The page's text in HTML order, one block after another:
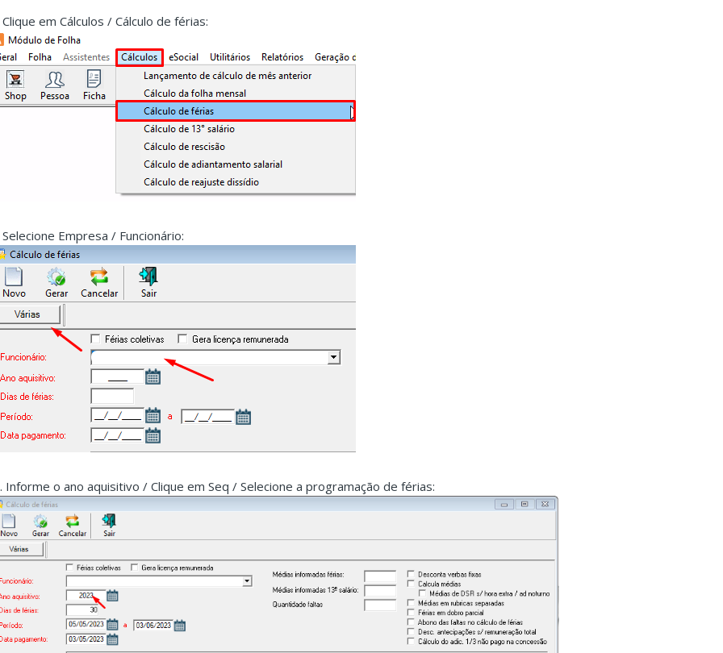
Clique em Cálculos / Cálculo de férias:
Selecione Empresa / Funcionário:
Informe o ano aquisitivo / Clique em Seq / Selecione a programação de férias: